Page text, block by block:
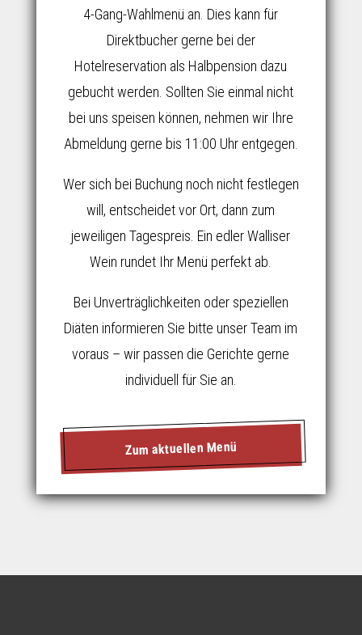
4-Gang-Wahlmenü an. Dies kann für
Direktbucher gerne bei der
Hotelreservation als Halbpension dazu
gebucht werden. Sollten Sie einmal nicht
bei uns speisen können, nehmen wir Ihre
Abmeldung gerne bis 11:00 Uhr entgegen.
Wer sich bei Buchung noch nicht festlegen
will, entscheidet vor Ort, dann zum
jeweiligen Tagespreis. Ein edler Walliser
Wein rundet Ihr Menü perfekt ab.
Bei Unverträglichkeiten oder speziellen
Diäten informieren Sie bitte unser Team im
voraus – wir passen die Gerichte gerne
individuell für Sie an.
Zum aktuellen Menü